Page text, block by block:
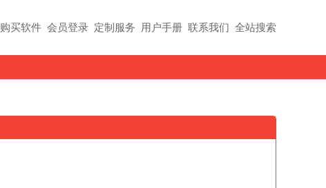
购买软件 会员登录 定制服务 用户手册 联系我们 全站搜索